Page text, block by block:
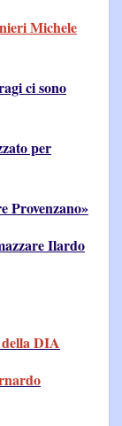
Michele
ci sono
per
Provenzano»
Ilardo
DIA